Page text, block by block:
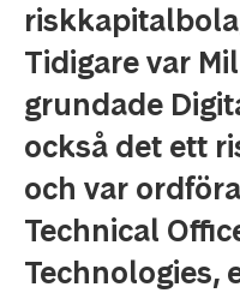
Tidigare var
grundade
också det ett
och var
Technical
Technologies,